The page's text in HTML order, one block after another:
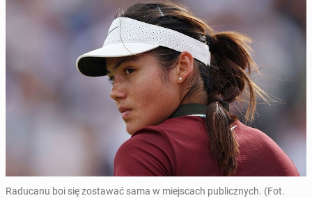
Raducanu boi się zostawać sama w miejscach publicznych. (Fot.